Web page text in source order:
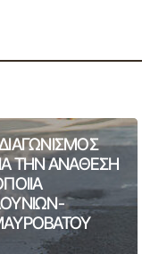
ΤΗΝ ΑΝΑΘΕΣΗ